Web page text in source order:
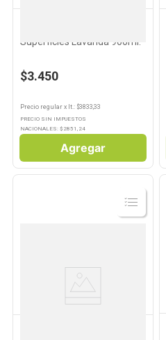
Superficies Lavanda 900ml.
$3.450
Precio regular x lt. : $3833,33
PRECIO SIN IMPUESTOS
NACIONALES: $ 2851,24
Agregar
Ver
Producto